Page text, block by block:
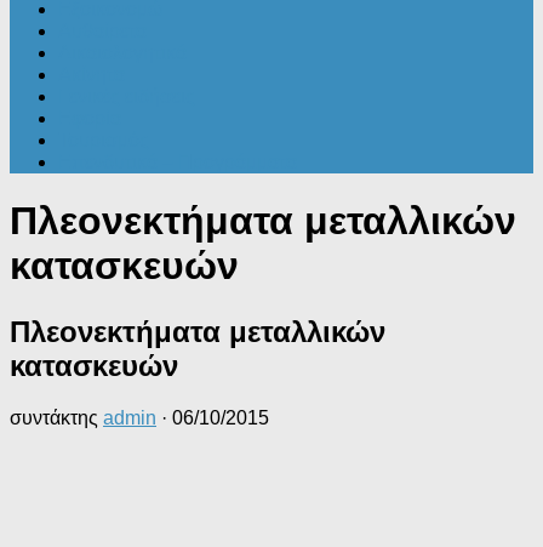
Πλεονεκτήματα μεταλλικών
κατασκευών
Πλεονεκτήματα μεταλλικών
κατασκευών
συντάκτης admin · 06/10/2015